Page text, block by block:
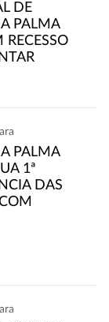
DE
PALMA
RECESSO
PALMA
1ª
DAS